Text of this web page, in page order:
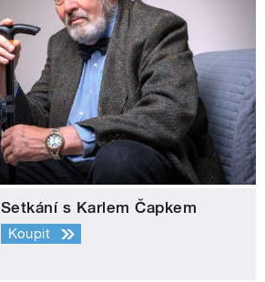
Setkání s Karlem Čapkem
Koupit